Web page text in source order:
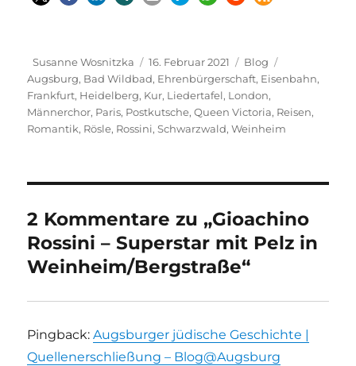
Autor
Susanne Wosnitzka
Veröffentlicht
am
16. Februar 2021 Kategorien
Blog
Augsburg, Bad Wildbad, Ehrenbürgerschaft, Eisenbahn,
Frankfurt, Heidelberg, Kur, Liedertafel, London,
Männerchor, Paris, Postkutsche,Queen Victoria, Reisen,
Romantik, Rösle, Rossini,Schwarzwald,Weinheim
2 Kommentare zu „Gioachino
Rossini – Superstar mit Pelz in
Weinheim/Bergstraße“
Pingback:Augsburger jüdische Geschichte |
Quellenerschließung – Blog@Augsburg